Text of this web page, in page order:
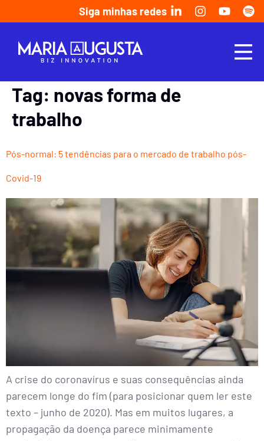
Siga minhas redes
Tag: novas forma de
trabalho
Pós-normal: 5 tendências para o mercado de trabalho pós-
Covid-19
A crise do coronavírus e suas consequências ainda
parecem longe do fim (para posicionar quem ler este
texto – junho de 2020). Mas em muitos lugares, a
propagação da doença parece minimamente